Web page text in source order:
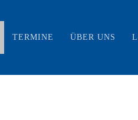
TERMINE ÜBER UNS